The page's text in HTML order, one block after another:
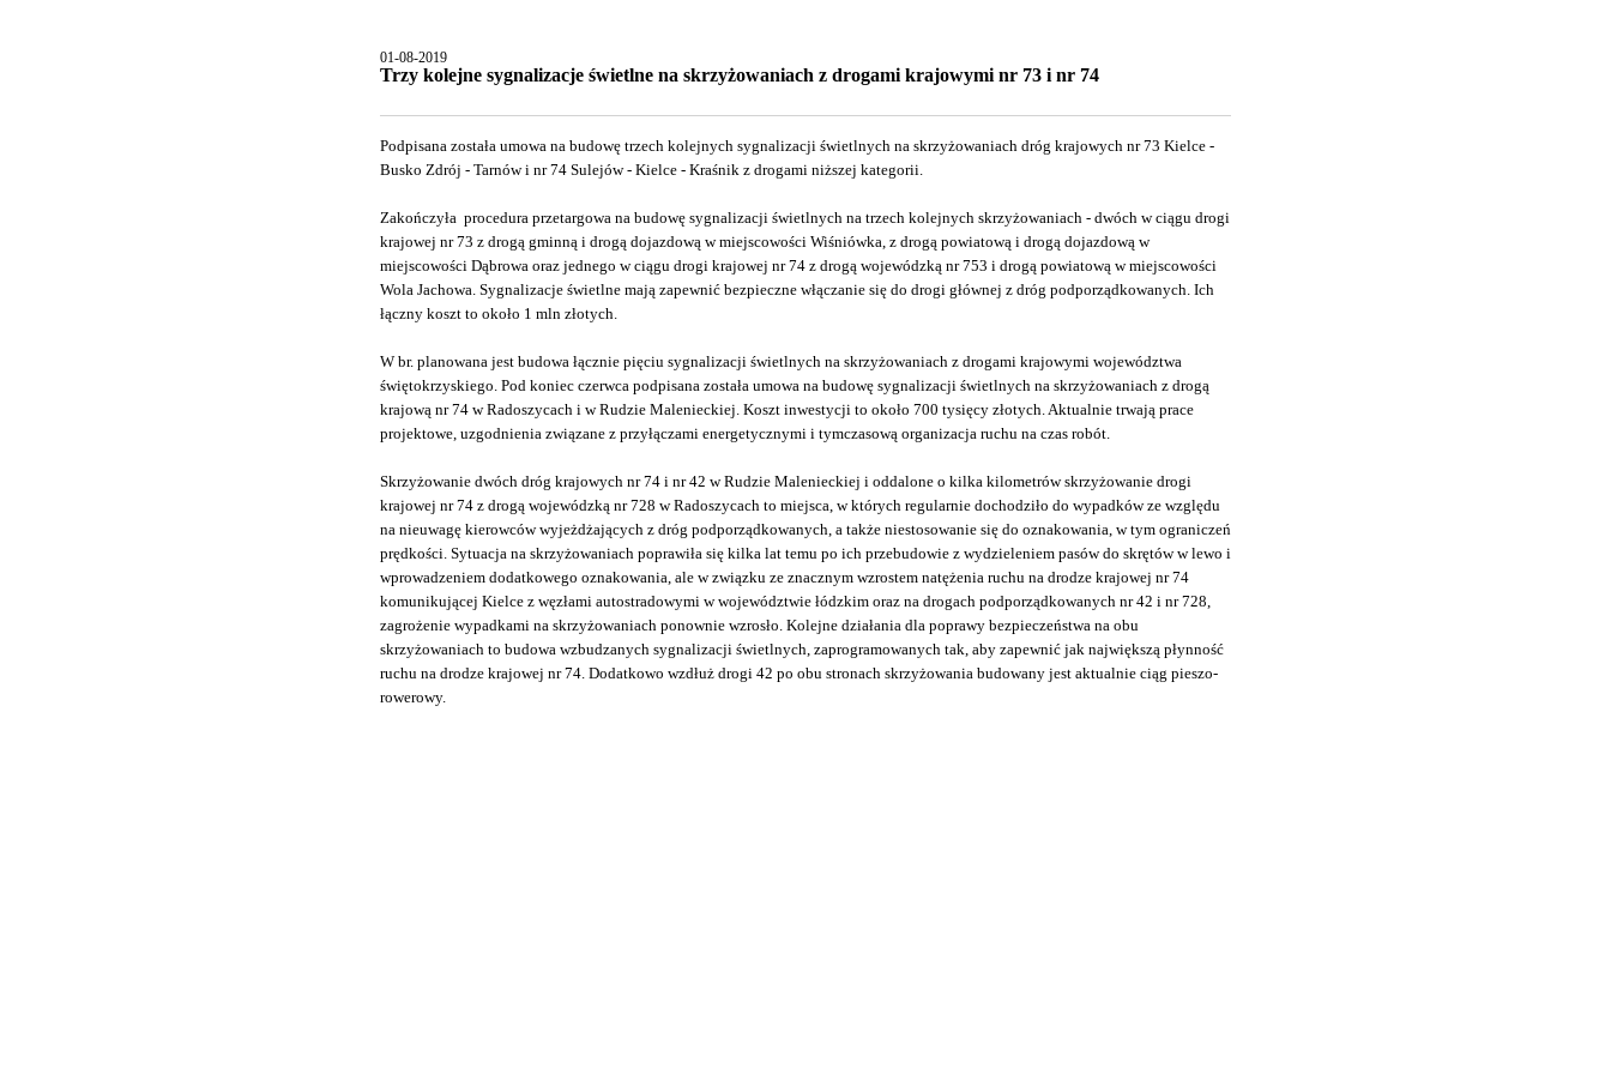
01-08-2019
Trzy kolejne sygnalizacje świetlne na skrzyżowaniach z drogami krajowymi nr 73 i nr 74
Podpisana została umowa na budowę trzech kolejnych sygnalizacji świetlnych na skrzyżowaniach dróg krajowych nr 73 Kielce -
Busko Zdrój - Tarnów i nr 74 Sulejów - Kielce - Kraśnik z drogami niższej kategorii.
Zakończyła procedura przetargowa na budowę sygnalizacji świetlnych na trzech kolejnych skrzyżowaniach - dwóch w ciągu drogi
krajowej nr 73 z drogą gminną i drogą dojazdową w miejscowości Wiśniówka, z drogą powiatową i drogą dojazdową w
miejscowości Dąbrowa oraz jednego w ciągu drogi krajowej nr 74 z drogą wojewódzką nr 753 i drogą powiatową w miejscowości
Wola Jachowa. Sygnalizacje świetlne mają zapewnić bezpieczne włączanie się do drogi głównej z dróg podporządkowanych. Ich
łączny koszt to około 1 mln złotych.
W br. planowana jest budowa łącznie pięciu sygnalizacji świetlnych na skrzyżowaniach z drogami krajowymi województwa
świętokrzyskiego. Pod koniec czerwca podpisana została umowa na budowę sygnalizacji świetlnych na skrzyżowaniach z drogą
krajową nr 74 w Radoszycach i w Rudzie Malenieckiej. Koszt inwestycji to około 700 tysięcy złotych. Aktualnie trwają prace
projektowe, uzgodnienia związane z przyłączami energetycznymi i tymczasową organizacja ruchu na czas robót.
Skrzyżowanie dwóch dróg krajowych nr 74 i nr 42 w Rudzie Malenieckiej i oddalone o kilka kilometrów skrzyżowanie drogi
krajowej nr 74 z drogą wojewódzką nr 728 w Radoszycach to miejsca, w których regularnie dochodziło do wypadków ze względu
na nieuwagę kierowców wyjeżdżających z dróg podporządkowanych, a także niestosowanie się do oznakowania, w tym ograniczeń
prędkości. Sytuacja na skrzyżowaniach poprawiła się kilka lat temu po ich przebudowie z wydzieleniem pasów do skrętów w lewo i
wprowadzeniem dodatkowego oznakowania, ale w związku ze znacznym wzrostem natężenia ruchu na drodze krajowej nr 74
komunikującej Kielce z węzłami autostradowymi w województwie łódzkim oraz na drogach podporządkowanych nr 42 i nr 728,
zagrożenie wypadkami na skrzyżowaniach ponownie wzrosło. Kolejne działania dla poprawy bezpieczeństwa na obu
skrzyżowaniach to budowa wzbudzanych sygnalizacji świetlnych, zaprogramowanych tak, aby zapewnić jak największą płynność
ruchu na drodze krajowej nr 74. Dodatkowo wzdłuż drogi 42 po obu stronach skrzyżowania budowany jest aktualnie ciąg pieszo-
rowerowy.